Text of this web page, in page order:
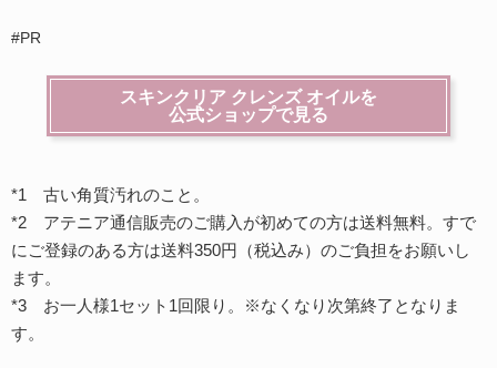
#PR
スキンクリア クレンズ オイルを
公式ショップで見る
*1 古い角質汚れのこと。
*2 アテニア通信販売のご購入が初めての方は送料無料。すで
にご登録のある方は送料350円（税込み）のご負担をお願いし
ます。
*3 お一人様1セット1回限り。※なくなり次第終了となりま
す。